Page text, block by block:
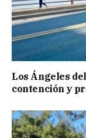
Los Ángeles
contención y